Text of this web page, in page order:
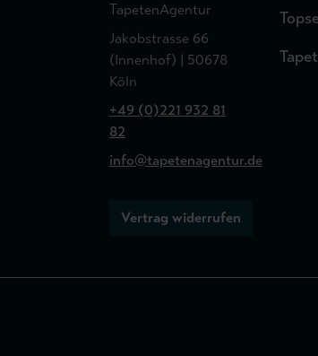
TapetenAgentur
Jakobstrasse 66
(Innenhof) | 50678
Köln
+49 (0)221 932 81
82
info@tapetenagentur.de
Vertrag widerrufen